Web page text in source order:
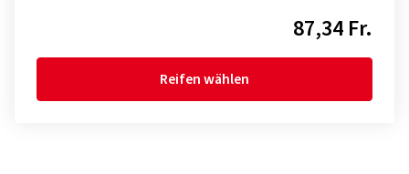
87,34 Fr.
Reifen wählen